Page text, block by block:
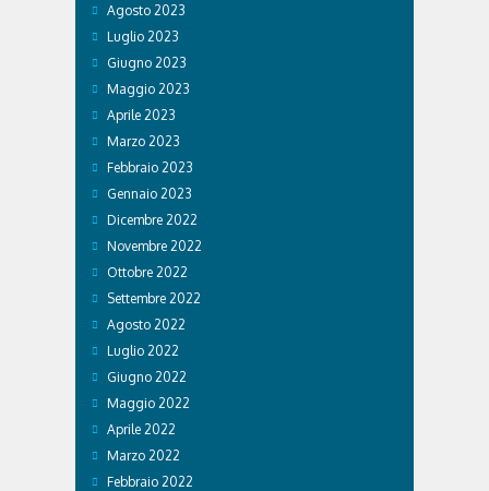
Agosto 2023
Luglio 2023
Giugno 2023
Maggio 2023
Aprile 2023
Marzo 2023
Febbraio 2023
Gennaio 2023
Dicembre 2022
Novembre 2022
Ottobre 2022
Settembre 2022
Agosto 2022
Luglio 2022
Giugno 2022
Maggio 2022
Aprile 2022
Marzo 2022
Febbraio 2022